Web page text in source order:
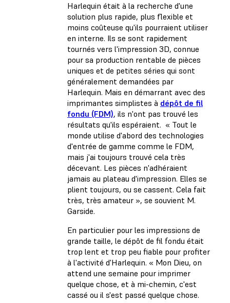
Harlequin était à la recherche d'une
solution plus rapide, plus flexible et
moins coûteuse qu'ils pourraient utiliser
en interne. Ils se sont rapidement
tournés vers l'impression 3D, connue
pour sa production rentable de pièces
uniques et de petites séries qui sont
généralement demandées par
Harlequin. Mais en démarrant avec des
imprimantes simplistes à dépôt de fil
fondu (FDM), ils n'ont pas trouvé les
résultats qu'ils espéraient. « Tout le
monde utilise d'abord des technologies
d'entrée de gamme comme le FDM,
mais j'ai toujours trouvé cela très
décevant. Les pièces n'adhéraient
jamais au plateau d'impression. Elles se
plient toujours, ou se cassent. Cela fait
très, très amateur », se souvient M.
Garside.
En particulier pour les impressions de
grande taille, le dépôt de fil fondu était
trop lent et trop peu fiable pour profiter
à l'activité d'Harlequin. « Mon Dieu, on
attend une semaine pour imprimer
quelque chose, et à mi-chemin, c'est
cassé ou il s'est passé quelque chose.